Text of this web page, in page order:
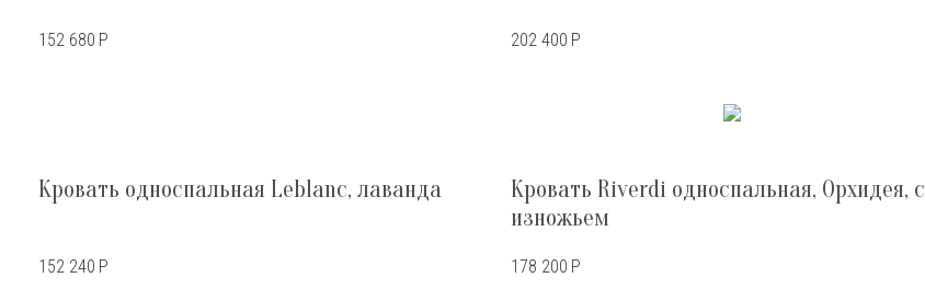
152 680 Р 202 400 Р
Кровать односпальная Leblanc, лаванда
152 240 Р
Кровать Riverdi односпальная, Орхидея, с
изножьем
178 200 Р